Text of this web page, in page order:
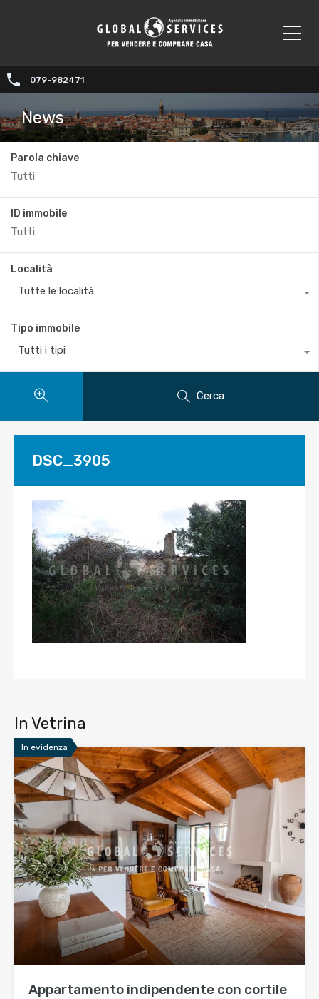
079-982471
News
Parola chiave
ID immobile
Località
Tutte le località
Tipo immobile
Tutti i tipi
Cerca
DSC_3905
In Vetrina
In evidenza
Appartamento indipendente con cortile